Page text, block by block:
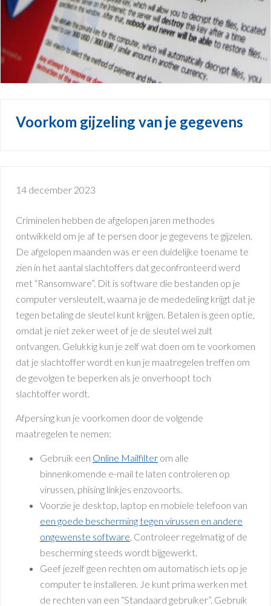
Voorkom gijzeling van je gegevens
14 december 2023
Criminelen hebben de afgelopen jaren methodes
ontwikkeld om je af te persen door je gegevens te gijzelen.
De afgelopen maanden was er een duidelijke toename te
zien in het aantal slachtoffers dat geconfronteerd werd
met “Ransomware”. Dit is software die bestanden op je
computer versleutelt, waarna je de mededeling krijgt dat je
tegen betaling de sleutel kunt krijgen. Betalen is geen optie,
omdat je niet zeker weet of je de sleutel wel zult
ontvangen. Gelukkig kun je zelf wat doen om te voorkomen
dat je slachtoffer wordt en kun je maatregelen treffen om
de gevolgen te beperken als je onverhoopt toch
slachtoffer wordt.
Afpersing kun je voorkomen door de volgende
maatregelen te nemen:
Gebruik een Online Mailfilter om alle
binnenkomende e-mail te laten controleren op
virussen, phising linkjes enzovoorts.
Voorzie je desktop, laptop en mobiele telefoon van
een goede bescherming tegen virussen en andere
ongewenste software . Controleer regelmatig of de
bescherming steeds wordt bijgewerkt.
Geef jezelf geen rechten om automatisch iets op je
computer te installeren. Je kunt prima werken met
de rechten van een “Standaard gebruiker”. Gebruik